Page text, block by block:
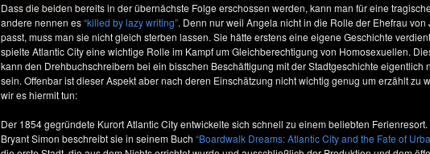
Dass die beiden bereits in der übernächste Folge erschossen werden, kann man für eine
andere nennen es“killed by lazy writing”. Denn nur weil Angela nicht in die Rolle der Ehefrau von
passt, muss man sie nicht gleich sterben lassen. Sie hätte erstens eine eigene Geschichte
spielte Atlantic City eine wichtige Rolle im Kampf um Gleichberechtigung von Homosexuellen.
kann den Drehbuchschreibern bei ein bisschen Beschäftigung mit der Stadtgeschichte eigentlich
sein. Offenbar ist dieser Aspekt aber nach deren Einschätzung nicht wichtig genug um erzählt zu
wir es hiermit tun:
Der 1854 gegründete Kurort Atlantic City entwickelte sich schnell zu einem beliebten
Bryant Simon beschreibt sie in seinem Buch “Boardwalk Dreams: Atlantic City and the Fate of